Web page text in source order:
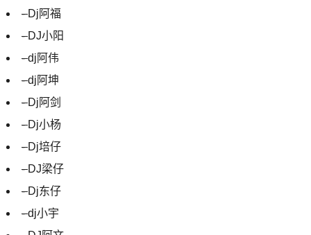
-Dj阿福
-DJ小阳
-dj阿伟
-dj阿坤
-Dj阿剑
-Dj小杨
-Dj培仔
-DJ梁仔
-Dj东仔
-dj小宇